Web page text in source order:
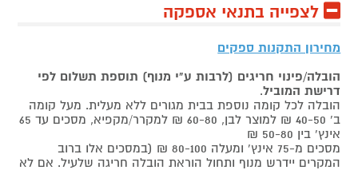
לצפייה בתנאי אספקה
מחירון התקנות ספקים
הובלה/פינוי חריגים (לרבות ע"י מנוף) תוספת תשלום לפי
דרישת המוביל.
הובלה לכל קומה נוספת בבית מגורים ללא מעלית. מעל קומה
ב' 40-50 ₪ למוצר לבן, 60-80 ₪ למקרר/מקפיא, מסכים עד 65
אינץ' בין 50-80 ₪
מסכים מ-75 אינץ' ומעלה 80-100 ₪ (במסכים אלו ברוב
המקרים יידרש מנוף ותחול הוראת הובלה חריגה שלעיל. אם לא